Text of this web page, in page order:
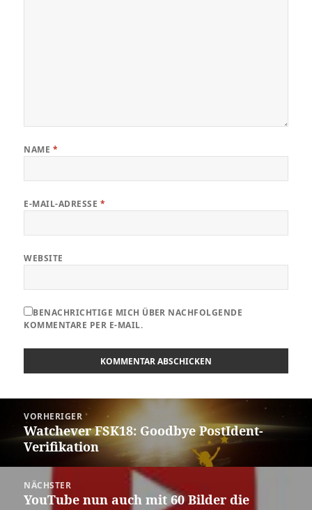
NAME *
E-MAIL-ADRESSE *
WEBSITE
BENACHRICHTIGE MICH ÜBER NACHFOLGENDE
KOMMENTARE PER E-MAIL.
Beitragsnavigation
VORHERIGER
Vorheriger
Beitrag:
Watchever FSK18: Goodbye PostIdent-
Verifikation
NÄCHSTER
Nächster
YouTube nun auch mit 60 Bilder die